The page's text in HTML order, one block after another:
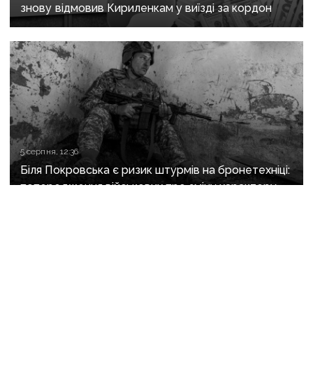
знову відмовив Кириленкам у виїзді за кордон
5 серпня, 12:36
Біля Покровська є ризик штурмів на бронетехніці:
попередження військових про зміну характеру